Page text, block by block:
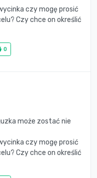
czy mogę prosić
Czy chce on określić
0
może zostać nie
czy mogę prosić
Czy chce on określić